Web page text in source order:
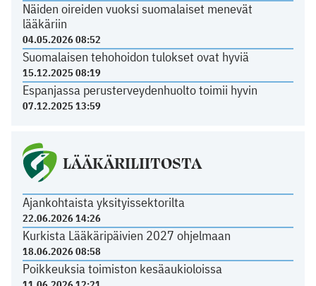
Näiden oireiden vuoksi suomalaiset menevät
lääkäriin
04.05.2026 08:52
Suomalaisen tehohoidon tulokset ovat hyviä
15.12.2025 08:19
Espanjassa perusterveydenhuolto toimii hyvin
07.12.2025 13:59
LÄÄKÄRILIITOSTA
Ajankohtaista yksityissektorilta
22.06.2026 14:26
Kurkista Lääkäripäivien 2027 ohjelmaan
18.06.2026 08:58
Poikkeuksia toimiston kesäaukioloissa